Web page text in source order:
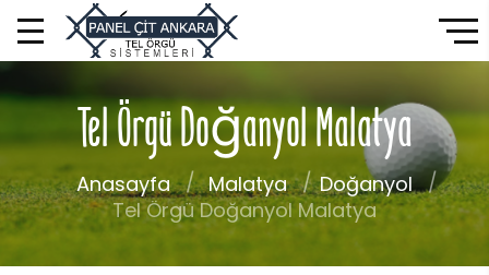
Tel Örgü Doğanyol Malatya
Anasayfa Malatya
Doğanyol
Tel Örgü Doğanyol Malatya